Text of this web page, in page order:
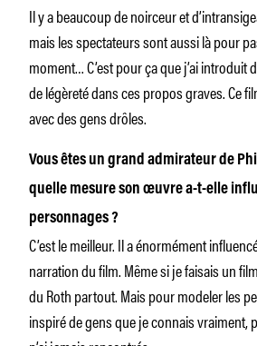
Il y a beaucoup de noirceur et
mais les spectateurs sont aussi là pour
moment… C’est pour ça que j’ai introduit
de légèreté dans ces propos graves. Ce
avec des gens drôles.
Vous êtes un grand admirateur de
quelle mesure son œuvre a-t-elle
personnages ?
C’est le meilleur. Il a énormément
narration du film. Même si je faisais un
du Roth partout. Mais pour modeler les
inspiré de gens que je connais vraiment,